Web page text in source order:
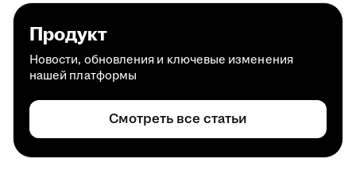
Продукт
Новости, обновления и ключевые изменения
нашей платформы
Смотреть все статьи